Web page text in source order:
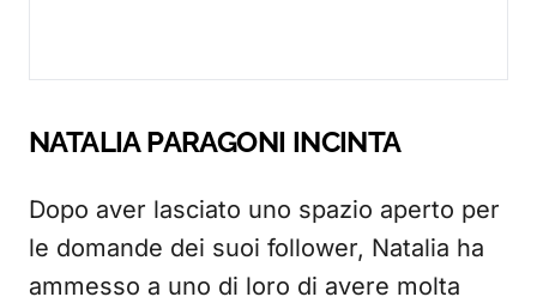
NATALIA PARAGONI INCINTA
Dopo aver lasciato uno spazio aperto per
le domande dei suoi follower, Natalia ha
ammesso a uno di loro di avere molta